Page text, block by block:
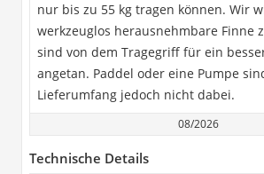
nur bis zu 55 kg tragen können. Wir
werkzeuglos herausnehmbare Finne
sind von dem Tragegriff für ein
angetan. Paddel oder eine Pumpe
Lieferumfang jedoch nicht dabei.
08/2026
Technische Details